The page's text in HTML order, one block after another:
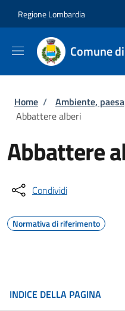
Regione Lombardia
Comune
Briciole di
Home / Ambiente,
Abbattere alberi
Abbattere
Condividi
Normativa di riferimento
INDICE DELLA PAGINA